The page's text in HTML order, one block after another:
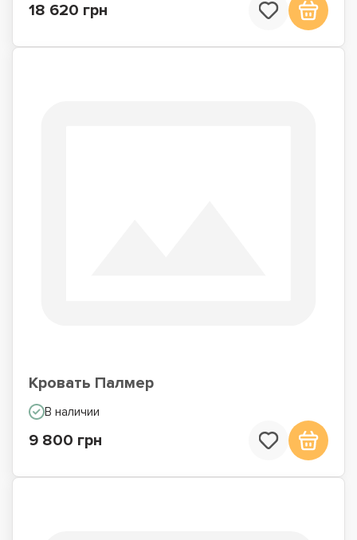
18 620 грн
Кровать Палмер
В наличии
9 800 грн